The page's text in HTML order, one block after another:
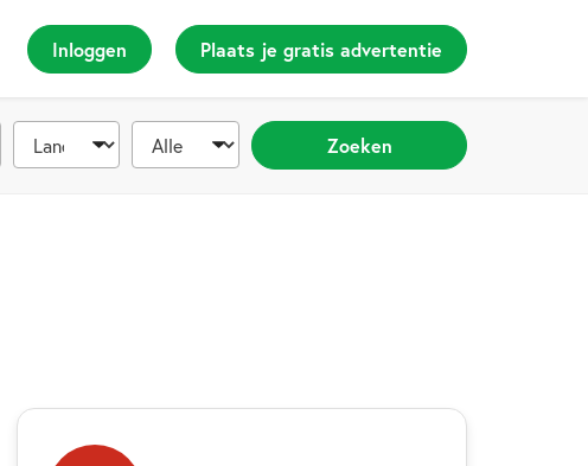
Inloggen Plaats je gratis advertentie
Zoeken